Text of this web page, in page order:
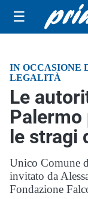
☰
IN OCCASIONE
LEGALITÀ
Le
le stragi
Unico Comune
invitato da
Fondazione